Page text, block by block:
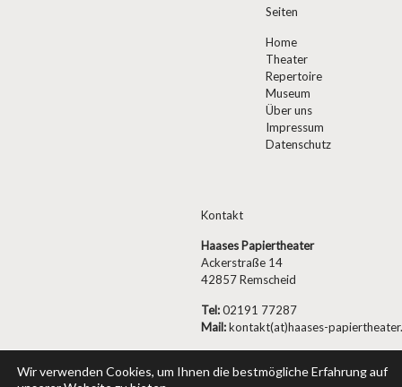
Seiten
Home
Theater
Repertoire
Museum
Über uns
Impressum
Datenschutz
Kontakt
Haases Papiertheater
Ackerstraße 14
42857 Remscheid
Tel:02191 77287
Mail:kontakt(at)haases-
Wir verwenden Cookies, um Ihnen die bestmögliche Erfahrung auf